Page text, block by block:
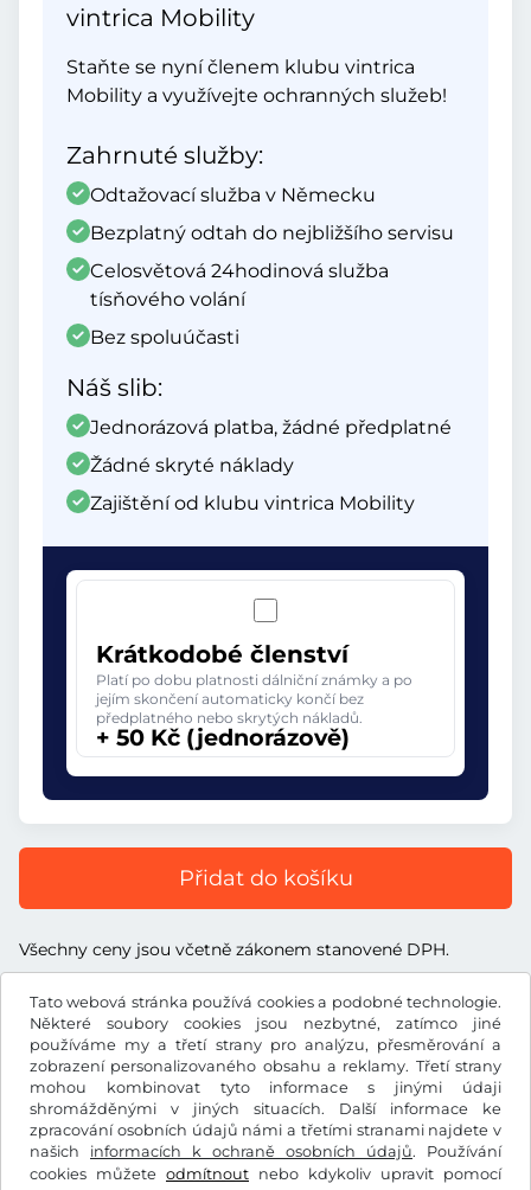
Tato webová stránka používá cookies a podobné technologie.
Některé soubory cookies jsou nezbytné, zatímco jiné
používáme my a třetí strany pro analýzu, přesměrování a
zobrazení personalizovaného obsahu a reklamy. Třetí strany
mohou kombinovat tyto informace s jinými údaji
shromážděnými v jiných situacích. Další informace ke
zpracování osobních údajů námi a třetími stranami najdete v
našich informacích k ochraně osobních údajů. Používání
cookies můžete odmítnout nebo kdykoliv upravit pomocí
vintrica Mobility
Staňte se nyní členem klubu vintrica
Mobility a využívejte ochranných služeb!
Zahrnuté služby:
Odtažovací služba v Německu
Bezplatný odtah do nejbližšího servisu
Celosvětová 24hodinová služba
tísňového volání
Bez spoluúčasti
Náš slib:
Jednorázová platba, žádné předplatné
Žádné skryté náklady
Zajištění od klubu vintrica Mobility
Krátkodobé členství
Platí po dobu platnosti dálniční známky a po
jejím skončení automaticky končí bez
předplatného nebo skrytých nákladů.
+ 50 Kč (jednorázově)
Přidat do košíku
Všechny ceny jsou včetně zákonem stanovené DPH.
KčCZK
Facebook Instagram